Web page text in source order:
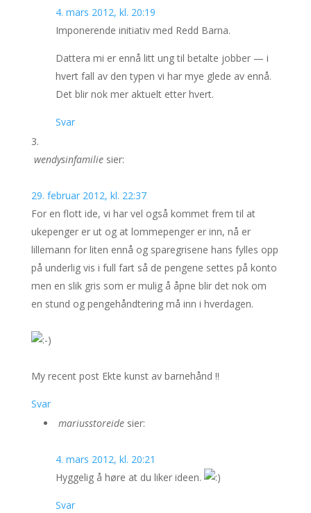
4. mars 2012, kl. 20:19
Imponerende initiativ med Redd Barna.
Dattera mi er ennå litt ung til betalte jobber — i
hvert fall av den typen vi har mye glede av ennå.
Det blir nok mer aktuelt etter hvert.
Svar
wendysinfamilie sier:
29. februar 2012, kl. 22:37
For en flott ide, vi har vel også kommet frem til at
ukepenger er ut og at lommepenger er inn, nå er
lillemann for liten ennå og sparegrisene hans fylles opp
på underlig vis i full fart så de pengene settes på konto
men en slik gris som er mulig å åpne blir det nok om
en stund og pengehåndtering må inn i hverdagen.
My recent post Ekte kunst av barnehånd !!
Svar
mariusstoreide sier:
4. mars 2012, kl. 20:21
Hyggelig å høre at du liker ideen.
Svar